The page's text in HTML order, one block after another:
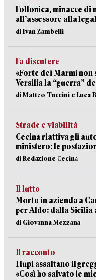
Follonica, minacce di
all’assessore alla
di Ivan Zambelli
Fa discutere
«Forte dei Marmi non
Versilia la “guerra”
di Matteo Tuccini e Luca
Strade e viabilità
Cecina riattiva gli
ministero: le
di Redazione Cecina
Il lutto
Morto in azienda a
per Aldo: dalla
di Giovanna Mezzana
Il racconto
I lupi assaltano il
«Così ho salvato le